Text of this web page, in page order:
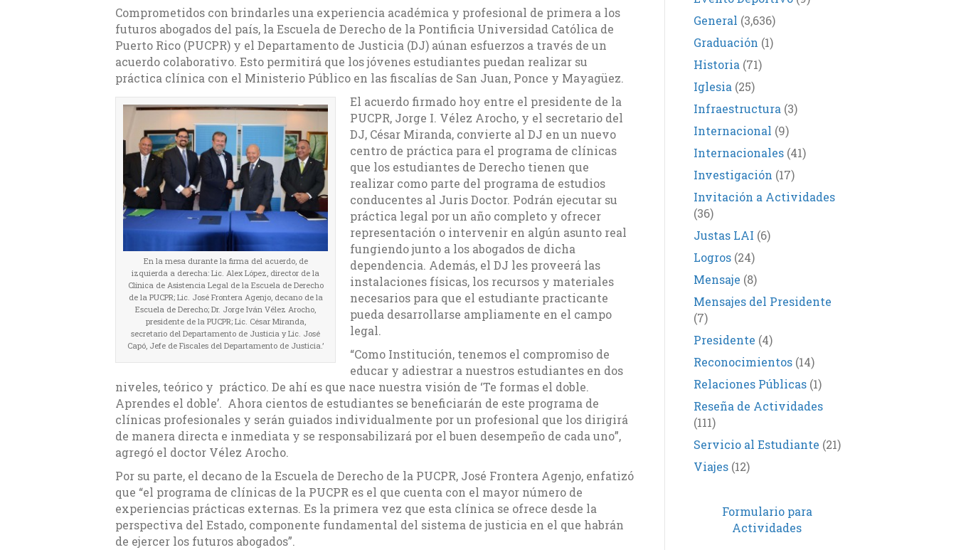
Comprometidos con brindarles una experiencia académica y profesional de primera a los
futuros abogados del país, la Escuela de Derecho de la Pontificia Universidad Católica de
Puerto Rico (PUCPR) y el Departamento de Justicia (DJ) aúnan esfuerzos a través de un
acuerdo colaborativo. Esto permitirá que los jóvenes estudiantes puedan realizar su
práctica clínica con el Ministerio Público en las fiscalías de San Juan, Ponce y Mayagüez.
En la mesa durante la firma del acuerdo, de
izquierda a derecha: Lic. Alex López, director de la
Clínica de Asistencia Legal de la Escuela de Derecho
de la PUCPR; Lic. José Frontera Agenjo, decano de la
Escuela de Derecho; Dr. Jorge Iván Vélez Arocho,
presidente de la PUCPR; Lic. César Miranda,
secretario del Departamento de Justicia y Lic. José
Capó, Jefe de Fiscales del Departamento de Justicia.​’
El acuerdo firmado hoy entre el presidente de la
PUCPR, Jorge I. Vélez Arocho, y el secretario del
DJ, César Miranda, convierte al DJ en un nuevo
centro de práctica para el programa de clínicas
que los estudiantes de Derecho tienen que
realizar como parte del programa de estudios
conducentes al Juris Doctor. Podrán ejecutar su
práctica legal por un año completo y ofrecer
representación o intervenir en algún asunto real
fungiendo junto a los abogados de dicha
dependencia. Además, el DJ les proveerá las
instalaciones físicas, los recursos y materiales
necesarios para que el estudiante practicante
pueda desarrollarse ampliamente en el campo
legal.
“Como Institución, tenemos el compromiso de
educar y adiestrar a nuestros estudiantes en dos
niveles, teórico y práctico. De ahí es que nace nuestra visión de ‘Te formas el doble.
Aprendes el doble’. Ahora cientos de estudiantes se beneficiarán de este programa de
clínicas profesionales y serán guiados individualmente por un profesional que los dirigirá
de manera directa e inmediata y se responsabilizará por el buen desempeño de cada uno”,
agregó el doctor Vélez Arocho.
Por su parte, el decano de la Escuela de Derecho de la PUCPR, José Frontera Agenjo, enfatizó
que “el programa de clínicas de la PUCPR es el que cuenta con el mayor número de
experiencias prácticas externas. Es la primera vez que esta clínica se ofrece desde la
perspectiva del Estado, componente fundamental del sistema de justicia en el que habrán
de ejercer los futuros abogados”.
General (3,636)
Graduación (1)
Historia (71)
Iglesia (25)
Infraestructura (3)
Internacional (9)
Internacionales(41)
Investigación (17)
Invitación a Actividades
(36)
Justas LAI (6)
Logros(24)
Mensaje (8)
Mensajes del Presidente
(7)
Presidente (4)
Reconocimientos(14)
Relaciones Públicas(1)
Reseña de Actividades
(111)
Servicio al Estudiante (21)
Viajes(12)
Formulario para
Actividades